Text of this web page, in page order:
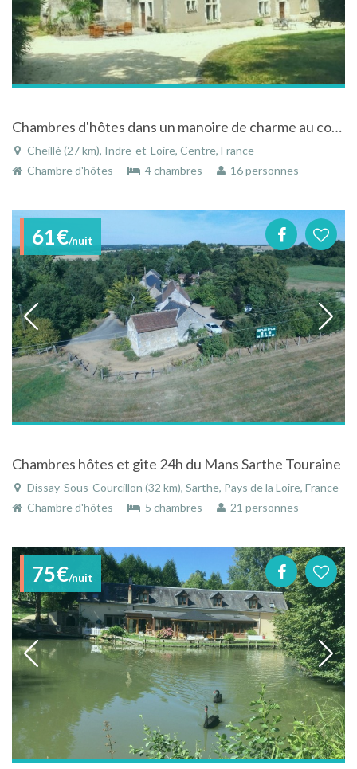
Chambres d'hôtes dans un manoire de charme au coeur du Val de Loire
Cheillé (27 km), Indre-et-Loire, Centre, France
Chambre d'hôtes
4 chambres 16 personnes
61€/nuit
Chambres hôtes et gite 24h du Mans Sarthe Touraine
Dissay-Sous-Courcillon (32 km), Sarthe, Pays de la Loire, France
Chambre d'hôtes
5 chambres 21 personnes
75€/nuit